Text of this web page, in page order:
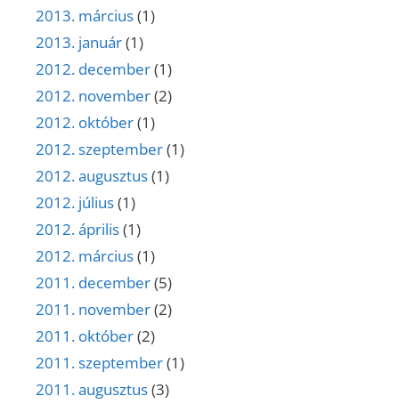
2013. március(1)
2013. január(1)
2012. december(1)
2012. november(2)
2012. október(1)
2012. szeptember(1)
2012. augusztus(1)
2012. július(1)
2012. április(1)
2012. március(1)
2011. december(5)
2011. november(2)
2011. október(2)
2011. szeptember(1)
2011. augusztus(3)